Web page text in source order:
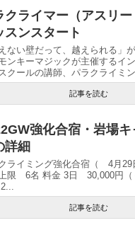
クライマー（アスリ
スンスタート
えない壁だって、越えられる」
ンキーマジックが主催するイ
クールの講師、パラクライミン
記事を読む
強化合宿・岩場
詳細
ライミング強化合宿（ 4月29
限 6名 料金 3日 30,000円（
記事を読む